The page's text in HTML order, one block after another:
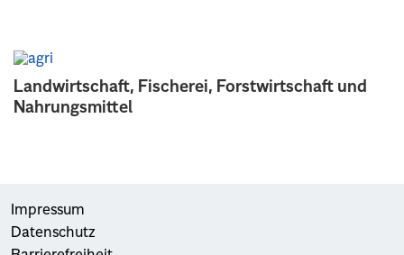
Landwirtschaft, Fischerei, Forstwirtschaft und
Nahrungsmittel
Impressum
Datenschutz